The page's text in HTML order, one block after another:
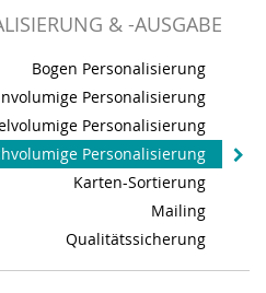
& -AUSGABE
Bogen Personalisierung
Personalisierung
Personalisierung
Personalisierung
Karten-Sortierung
Mailing
Qualitätssicherung